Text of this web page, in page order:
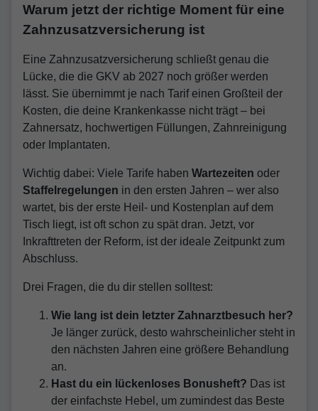
Warum jetzt der richtige Moment für eine
Zahnzusatzversicherung ist
Eine Zahnzusatzversicherung schließt genau die
Lücke, die die GKV ab 2027 noch größer werden
lässt. Sie übernimmt je nach Tarif einen Großteil der
Kosten, die deine Krankenkasse nicht trägt – bei
Zahnersatz, hochwertigen Füllungen, Zahnreinigung
oder Implantaten.
Wichtig dabei: Viele Tarife haben Wartezeiten oder
Staffelregelungen in den ersten Jahren – wer also
wartet, bis der erste Heil- und Kostenplan auf dem
Tisch liegt, ist oft schon zu spät dran. Jetzt, vor
Inkrafttreten der Reform, ist der ideale Zeitpunkt zum
Abschluss.
Drei Fragen, die du dir stellen solltest:
Wie lang ist dein letzter Zahnarztbesuch her?
Je länger zurück, desto wahrscheinlicher steht in
den nächsten Jahren eine größere Behandlung
an.
Hast du ein lückenloses Bonusheft? Das ist
der einfachste Hebel, um zumindest das Beste